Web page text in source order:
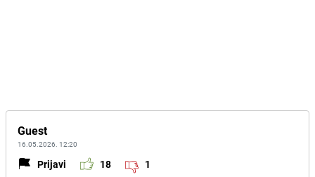
Guest
16.05.2026. 12:20
Prijavi 18 1